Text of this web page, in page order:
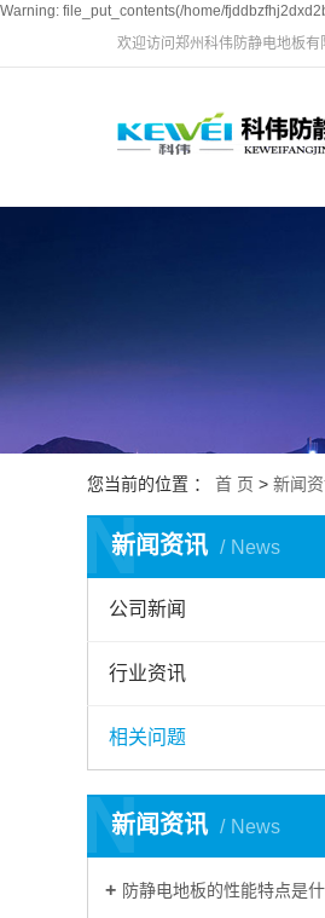
Warning: file_put_contents(/home/
欢迎访问郑州科伟防静电地板有
您当前的位置 ： 首 页 > 新闻
新闻资讯 News
N
公司新闻
行业资讯
相关问题
新闻资讯 News
N
防静电地板的性能特点是什